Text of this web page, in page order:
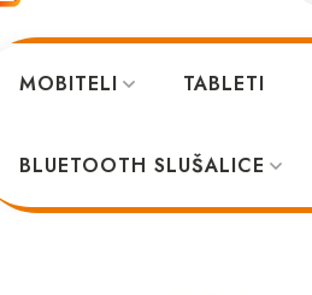
MOBITELI TABLETI
BLUETOOTH SLUŠALICE
PAMETNI SATOVI Dječiji